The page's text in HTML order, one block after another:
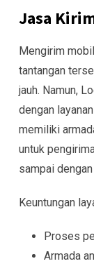
Jasa
Mengirim
tantangan
jauh. Namun,
dengan
memiliki
untuk
sampai dengan
Keuntungan
Proses
Armada